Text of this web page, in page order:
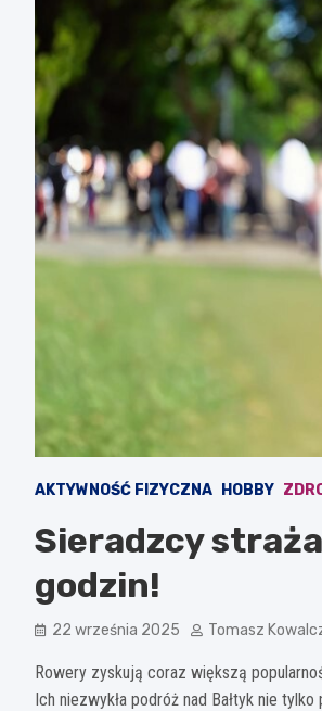
AKTYWNOŚĆ FIZYCZNA HOBBY
Sieradzcy
godzin!
22 września 2025 Tomasz
Rowery zyskują coraz większą
Ich niezwykła podróż nad Bałtyk nie